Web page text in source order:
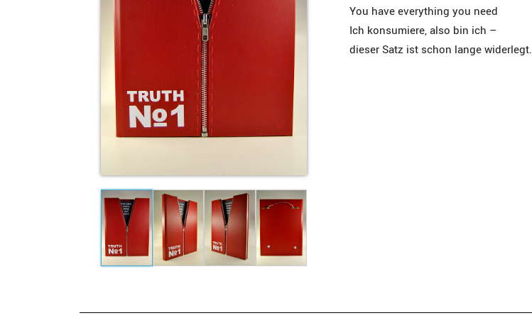
You have everything you need
Ich konsumiere, also bin ich –
dieser Satz ist schon lange widerlegt.